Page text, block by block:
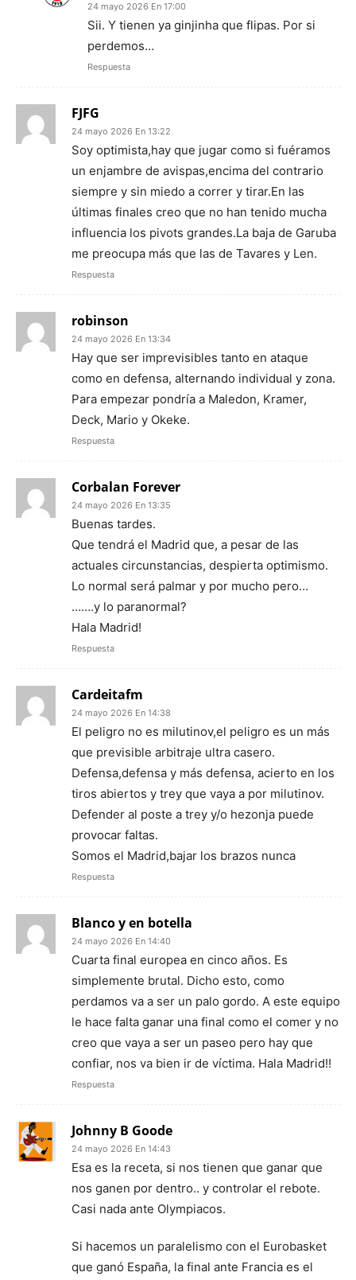
24 mayo 2026 En 17:00
Sii. Y tienen ya ginjinha que flipas. Por si
perdemos…
Respuesta
FJFG
24 mayo 2026 En 13:22
Soy optimista,hay que jugar como si fuéramos
un enjambre de avispas,encima del contrario
siempre y sin miedo a correr y tirar.En las
últimas finales creo que no han tenido mucha
influencia los pivots grandes.La baja de Garuba
me preocupa más que las de Tavares y Len.
Respuesta
robinson
24 mayo 2026 En 13:34
Hay que ser imprevisibles tanto en ataque
como en defensa, alternando individual y zona.
Para empezar pondría a Maledon, Kramer,
Deck, Mario y Okeke.
Respuesta
Corbalan Forever
24 mayo 2026 En 13:35
Buenas tardes.
Que tendrá el Madrid que, a pesar de las
actuales circunstancias, despierta optimismo.
Lo normal será palmar y por mucho pero…
…….y lo paranormal?
Hala Madrid!
Respuesta
Cardeitafm
24 mayo 2026 En 14:38
El peligro no es milutinov,el peligro es un más
que previsible arbitraje ultra casero.
Defensa,defensa y más defensa, acierto en los
tiros abiertos y trey que vaya a por milutinov.
Defender al poste a trey y/o hezonja puede
provocar faltas.
Somos el Madrid,bajar los brazos nunca
Respuesta
Blanco y en botella
24 mayo 2026 En 14:40
Cuarta final europea en cinco años. Es
simplemente brutal. Dicho esto, como
perdamos va a ser un palo gordo. A este equipo
le hace falta ganar una final como el comer y no
creo que vaya a ser un paseo pero hay que
confiar, nos va bien ir de víctima. Hala Madrid!!
Respuesta
Johnny B Goode
24 mayo 2026 En 14:43
Esa es la receta, si nos tienen que ganar que
nos ganen por dentro.. y controlar el rebote.
Casi nada ante Olympiacos.
Si hacemos un paralelismo con el Eurobasket
que ganó España, la final ante Francia es el